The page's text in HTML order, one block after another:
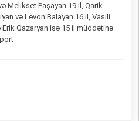
Melikset Paşayan 19 il, Qarik
və Levon Balayan 16 il, Vasili
Qazaryan isə 15 il müddətinə